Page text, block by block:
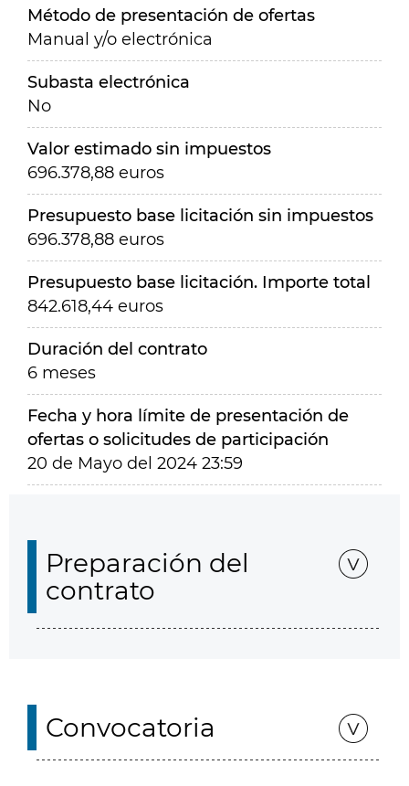
Método de presentación de ofertas
Manual y/o electrónica
Subasta electrónica
No
Valor estimado sin impuestos
696.378,88 euros
Presupuesto base licitación sin impuestos
696.378,88 euros
Presupuesto base licitación. Importe total
842.618,44 euros
Duración del contrato
6 meses
Fecha y hora límite de presentación de
ofertas o solicitudes de participación
20 de Mayo del 2024 23:59
Preparación del
contrato
Convocatoria